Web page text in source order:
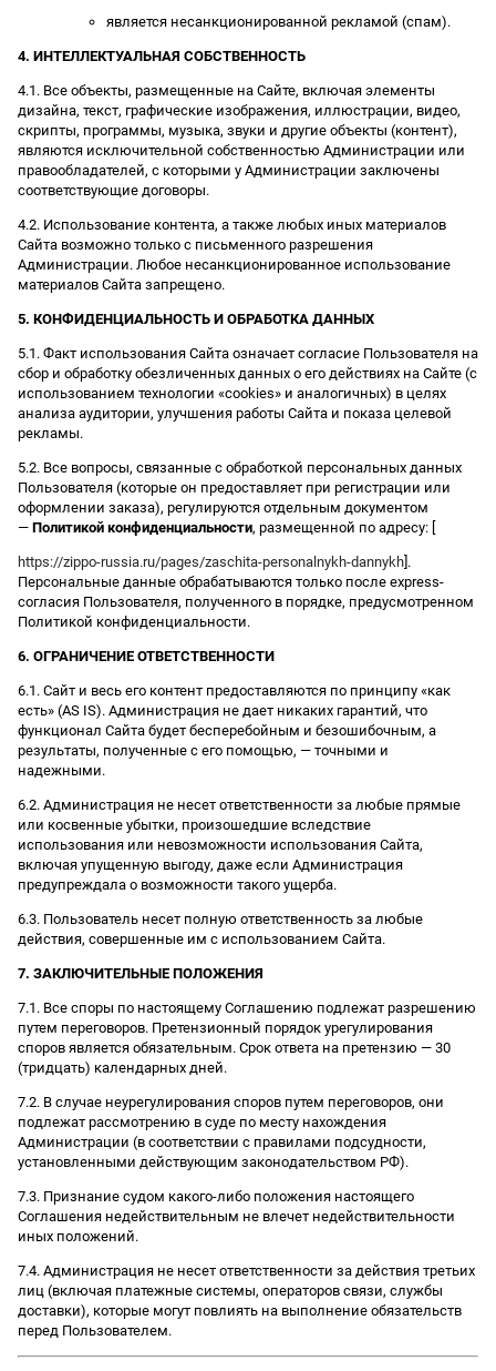
является несанкционированной рекламой (спам).
4. ИНТЕЛЛЕКТУАЛЬНАЯ СОБСТВЕННОСТЬ
4.1. Все объекты, размещенные на Сайте, включая элементы
дизайна, текст, графические изображения, иллюстрации, видео,
скрипты, программы, музыка, звуки и другие объекты (контент),
являются исключительной собственностью Администрации или
правообладателей, с которыми у Администрации заключены
соответствующие договоры.
4.2. Использование контента, а также любых иных материалов
Сайта возможно только с письменного разрешения
Администрации. Любое несанкционированное использование
материалов Сайта запрещено.
5. КОНФИДЕНЦИАЛЬНОСТЬ И ОБРАБОТКА ДАННЫХ
5.1. Факт использования Сайта означает согласие Пользователя на
сбор и обработку обезличенных данных о его действиях на Сайте (с
использованием технологии «cookies» и аналогичных) в целях
анализа аудитории, улучшения работы Сайта и показа целевой
рекламы.
5.2. Все вопросы, связанные с обработкой персональных данных
Пользователя (которые он предоставляет при регистрации или
оформлении заказа), регулируются отдельным документом
— Политикой конфиденциальности, размещенной по адресу: [
https://zippo-russia.ru/pages/zaschita-personalnykh-dannykh ].
Персональные данные обрабатываются только после express-
согласия Пользователя, полученного в порядке, предусмотренном
Политикой конфиденциальности.
6. ОГРАНИЧЕНИЕ ОТВЕТСТВЕННОСТИ
6.1. Сайт и весь его контент предоставляются по принципу «как
есть» (AS IS). Администрация не дает никаких гарантий, что
функционал Сайта будет бесперебойным и безошибочным, а
результаты, полученные с его помощью, — точными и
надежными.
6.2. Администрация не несет ответственности за любые прямые
или косвенные убытки, произошедшие вследствие
использования или невозможности использования Сайта,
включая упущенную выгоду, даже если Администрация
предупреждала о возможности такого ущерба.
6.3. Пользователь несет полную ответственность за любые
действия, совершенные им с использованием Сайта.
7. ЗАКЛЮЧИТЕЛЬНЫЕ ПОЛОЖЕНИЯ
7.1. Все споры по настоящему Соглашению подлежат разрешению
путем переговоров. Претензионный порядок урегулирования
споров является обязательным. Срок ответа на претензию — 30
(тридцать) календарных дней.
7.2. В случае неурегулирования споров путем переговоров, они
подлежат рассмотрению в суде по месту нахождения
Администрации (в соответствии с правилами подсудности,
установленными действующим законодательством РФ).
7.3. Признание судом какого-либо положения настоящего
Соглашения недействительным не влечет недействительности
иных положений.
7.4. Администрация не несет ответственности за действия третьих
лиц (включая платежные системы, операторов связи, службы
доставки), которые могут повлиять на выполнение обязательств
перед Пользователем.